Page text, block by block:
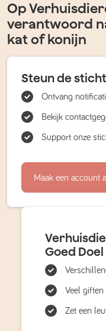
Op
verantwoord
kat of konijn
Steun de
Ontvang
Bekijk
Support onze
Maak een account
Goed Doel
Veel giften
Zet een